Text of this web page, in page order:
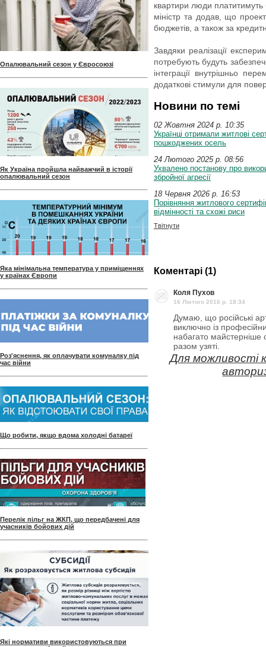
Опалювальний сезон у Євросоюзі
Як Україна пройшла найважчий в історії
опалювальний сезон
Яка мінімальна температура у приміщеннях
у країнах Європи
Роз'яснення, як оплачувати комуналку під
час війни
Що робити, якщо вдома холодні батареї
Перелік пільг на ЖКП, що передбачені для
учасників бойових дій
Які нормативи використовуються при
квартири люди
міністр та додав, що
бюджетів, а також за
Завдяки реалізації
потребують будуть
інтеграції внутрішньо
додаткові стимули для
Новини по темі
02 Жовтня 2024 p. 10:35
Українці отримали житлові
пошкоджених осель
24 Лютого 2025 p. 08:56
Ухвалено постанову про
збройної агресії
18 Червня 2026 p. 16:53
Порівняння житлового
відмінності та схожі риси
Твітнути
Коментарі (1)
Коля Пухов
16 Лютого 2016 p. 18:34
Думаю, що російські
виключно із
набагато майстерніше
разом узяті.
Для можливості